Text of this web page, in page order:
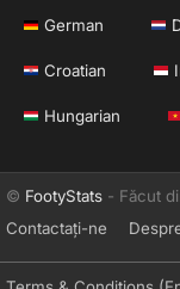
German
Croatian
Hungarian
© FootyStats - Făcut
Contactați-ne